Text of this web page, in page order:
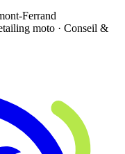
Ferrand
moto · Conseil &